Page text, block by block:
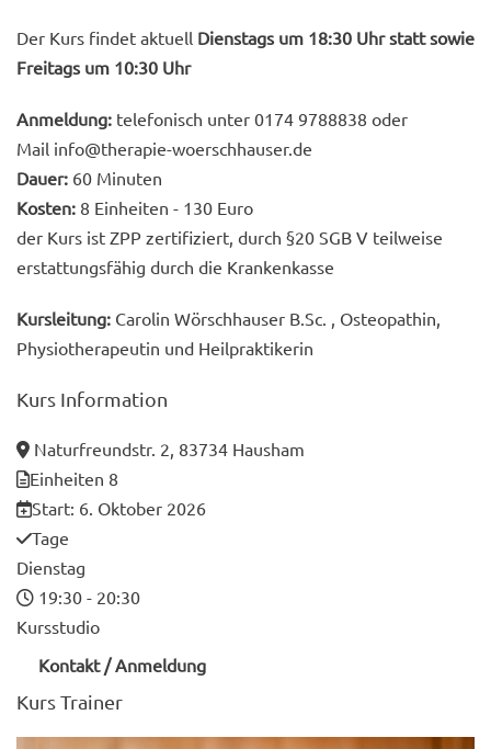
Der Kurs findet aktuell Dienstags um 18:30 Uhr statt sowie
Freitags um 10:30 Uhr
Anmeldung: telefonisch unter 0174 9788838 oder
Mail info@therapie-woerschhauser.de
Dauer: 60 Minuten
Kosten: 8 Einheiten - 130 Euro
der Kurs ist ZPP zertifiziert, durch §20 SGB V teilweise
erstattungsfähig durch die Krankenkasse
Kursleitung: Carolin Wörschhauser B.Sc. , Osteopathin,
Physiotherapeutin und Heilpraktikerin
Kurs Information
Naturfreundstr. 2, 83734 Hausham
Einheiten 8
Start: 6. Oktober 2026
Tage
Dienstag
19:30 - 20:30
Kursstudio
Kontakt / Anmeldung
KursTrainer